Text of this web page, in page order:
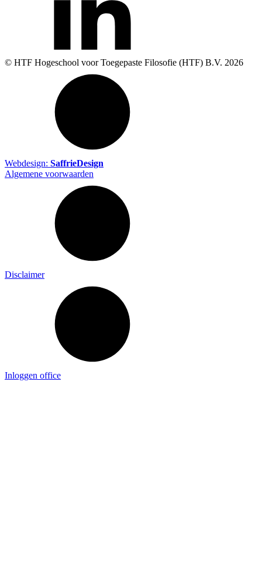
© HTF Hogeschool voor Toegepaste Filosofie (HTF) B.V. 2026
Webdesign: SaffrieDesign
Algemene voorwaarden
Disclaimer
Inloggen office